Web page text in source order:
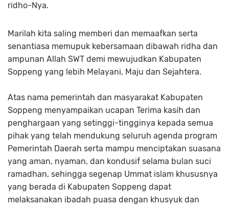
ridho-Nya.
Marilah kita saling memberi dan memaafkan serta
senantiasa memupuk kebersamaan dibawah ridha dan
ampunan Allah SWT demi mewujudkan Kabupaten
Soppeng yang lebih Melayani, Maju dan Sejahtera.
Atas nama pemerintah dan masyarakat Kabupaten
Soppeng menyampaikan ucapan Terima kasih dan
penghargaan yang setinggi-tingginya kepada semua
pihak yang telah mendukung seluruh agenda program
Pemerintah Daerah serta mampu menciptakan suasana
yang aman, nyaman, dan kondusif selama bulan suci
ramadhan, sehingga segenap Ummat islam khususnya
yang berada di Kabupaten Soppeng dapat
melaksanakan ibadah puasa dengan khusyuk dan